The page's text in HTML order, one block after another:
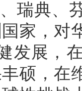
瑞典、
家，对
发展，
硕，在